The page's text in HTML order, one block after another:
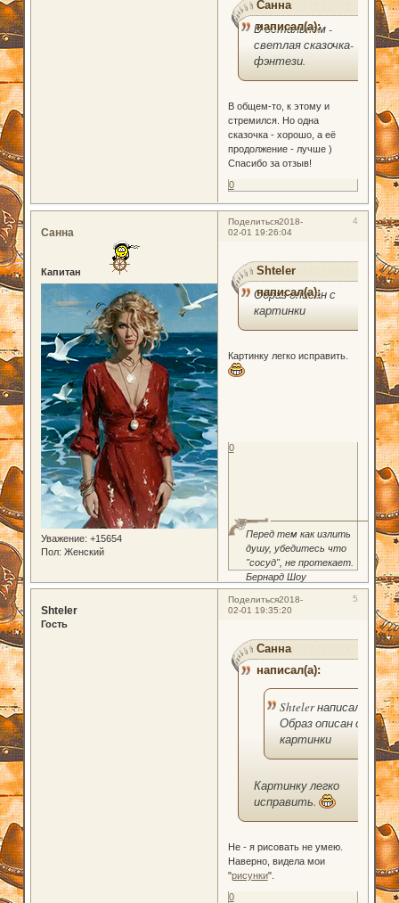
Санна
написал(а):
В остальном -
светлая сказочка-
фэнтези.
В общем-то, к этому и
стремился. Но одна
сказочка - хорошо, а её
продолжение - лучше )
Спасибо за отзыв!
0
Поделиться 4
2018-
02-01 19:26:04
Санна
Капитан
Уважение: +15654
Пол: Женский
Shteler
написал(а):
Образ описан с
картинки
Картинку легко исправить.
Перед тем как излить
душу, убедитесь что
"сосуд", не протекает.
Бернард Шоу
0
Поделиться 5
2018-
02-01 19:35:20
Shteler
Гость
Санна
написал(а):
Shteler написал(а):
Образ описан с
картинки
Картинку легко
исправить.
Не - я рисовать не умею.
Наверно, видела мои
"рисунки".
0